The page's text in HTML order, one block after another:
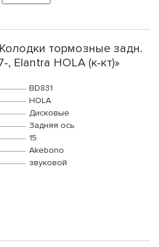
тормозные задн.
, Elantra HOLA (к-кт)»
BD831
HOLA
Дисковые
Задняя ось
15
Akebono
звуковой